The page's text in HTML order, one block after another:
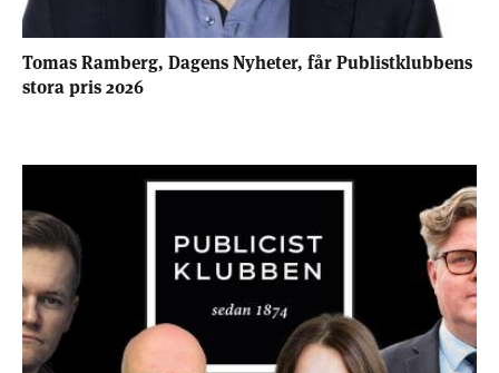
Tomas Ramberg, Dagens Nyheter, får Publistklubbens
stora pris 2026